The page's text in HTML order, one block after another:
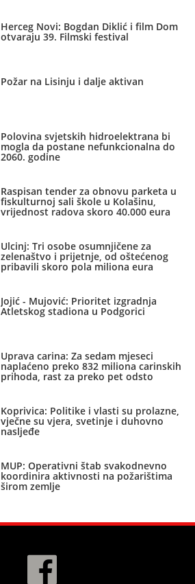
Herceg Novi: Bogdan Diklić i film Dom
otvaraju 39. Filmski festival
Požar na Lisinju i dalje aktivan
Polovina svjetskih hidroelektrana bi
mogla da postane nefunkcionalna do
2060. godine
Raspisan tender za obnovu parketa u
fiskulturnoj sali škole u Kolašinu,
vrijednost radova skoro 40.000 eura
Ulcinj: Tri osobe osumnjičene za
zelenaštvo i prijetnje, od oštećenog
pribavili skoro pola miliona eura
Jojić - Mujović: Prioritet izgradnja
Atletskog stadiona u Podgorici
Uprava carina: Za sedam mjeseci
naplaćeno preko 832 miliona carinskih
prihoda, rast za preko pet odsto
Koprivica: Politike i vlasti su prolazne,
vječne su vjera, svetinje i duhovno
nasljeđe
MUP: Operativni štab svakodnevno
koordinira aktivnosti na požarištima
širom zemlje